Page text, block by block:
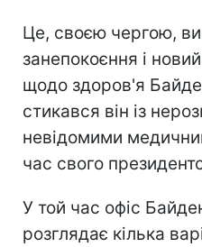
Це, своєю чергою,
занепокоєння і
щодо здоров'я
стикався він із
невідомими
час свого
У той час офіс
розглядає кілька